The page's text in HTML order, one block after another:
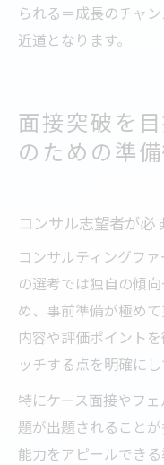
られる＝成長のチャ
近道となります。
面接突破を
のための準
コンサル志望者が必
コンサルティングフ
の選考では独自の傾
め、事前準備が極め
内容や評価ポイント
ッチする点を明確に
特にケース面接やフ
題が出題されること
能力をアピールでき